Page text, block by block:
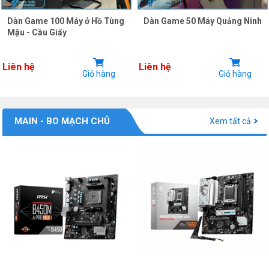
Dàn Game 100 Máy ở Hồ Tùng
Mậu - Cầu Giấy
Liên hệ
Giỏ hàng
Dàn Game 50 Máy Quảng Ninh
Liên hệ
Giỏ hàng
MAIN - BO MẠCH CHỦ Xem tất cả